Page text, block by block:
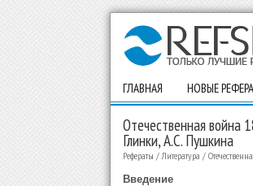
ГЛАВНАЯ НОВЫЕ
Отечественная война
Глинки, А.С. Пушкина
Рефераты /Литература /
Введение